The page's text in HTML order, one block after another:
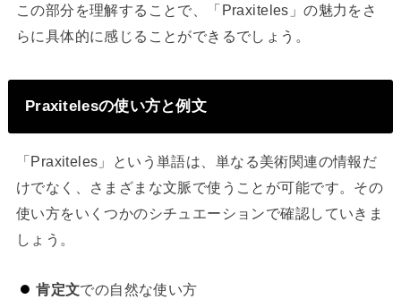
この部分を理解することで、「Praxiteles」の魅力をさ
らに具体的に感じることができるでしょう。
Praxitelesの使い方と例文
「Praxiteles」という単語は、単なる美術関連の情報だ
けでなく、さまざまな文脈で使うことが可能です。その
使い方をいくつかのシチュエーションで確認していきま
しょう。
肯定文での自然な使い方